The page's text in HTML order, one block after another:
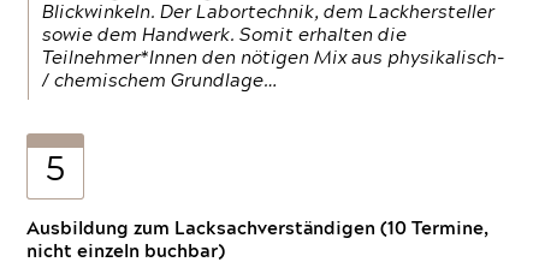
Blickwinkeln. Der Labortechnik, dem Lackhersteller
sowie dem Handwerk. Somit erhalten die
Teilnehmer*Innen den nötigen Mix aus physikalisch-
/ chemischem Grundlage…
5
Ausbildung zum Lacksachverständigen (10 Termine,
nicht einzeln buchbar)